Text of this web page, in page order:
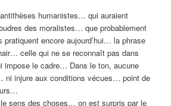
humanistes… qui auraient
des moralistes… que probablement
pratiquent encore aujourd’hui… la phrase
celle qui ne se reconnaît pas dans
impose le cadre… Dans le ton, aucune
ni injure aux conditions vécues… point de
sens des choses… on est surpris par le